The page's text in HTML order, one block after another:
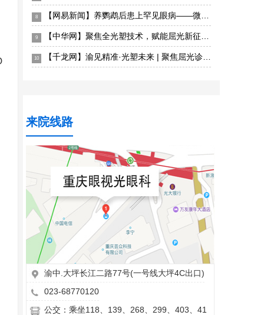
8 【网易新闻】养鹦鹉后患上罕见眼病——微孢子虫急性浅层角结膜炎 重庆眼视光眼科医院精准揪出“元凶”
9 【中华网】聚焦全光塑技术，赋能屈光新征程——全光塑屈光手术初阶培训班重庆站圆满落幕
10 【千龙网】渝见精准·光塑未来 | 聚焦屈光诊疗新发展，2026重庆屈光手术学术研讨会圆满落幕
来院线路
渝中.大坪长江二路77号(一号线大坪4C出口)
023-68770120
公交：乘坐118、139、268、299、403、41